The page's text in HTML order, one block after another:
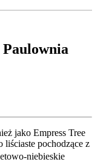
jako Empress Tree
pochodzące z
niebieskie